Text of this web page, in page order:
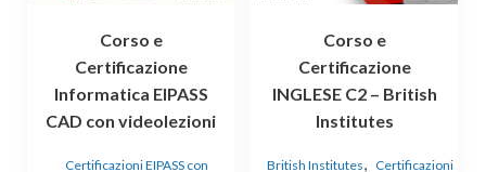
Corso e
Certificazione
Informatica EIPASS
CAD con videolezioni
Certificazioni EIPASS con
Corso e
Certificazione
INGLESE C2 – British
Institutes
British Institutes, Certificazioni